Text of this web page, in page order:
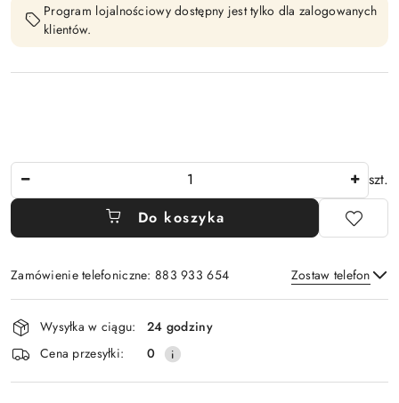
Program lojalnościowy dostępny jest tylko dla zalogowanych
klientów.
szt.
Do koszyka
Zamówienie telefoniczne: 883 933 654 Zostaw telefon
Wyślij
Dostępność
i
dostawa
Wysyłka w ciągu:
24 godziny
Cena przesyłki:
0